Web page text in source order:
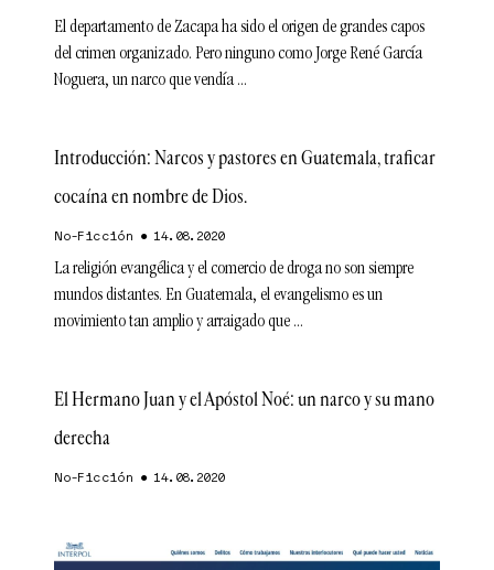
El departamento de Zacapa ha sido el origen de grandes capos
del crimen organizado. Pero ninguno como Jorge René García
Noguera, un narco que vendía
Introducción: Narcos y pastores en Guatemala, traficar
cocaína en nombre de Dios.
No-Ficción 14.08.2020
La religión evangélica y el comercio de droga no son siempre
mundos distantes. En Guatemala, el evangelismo es un
movimiento tan amplio y arraigado que
El Hermano Juan y el Apóstol Noé: un narco y su mano
derecha
No-Ficción 14.08.2020